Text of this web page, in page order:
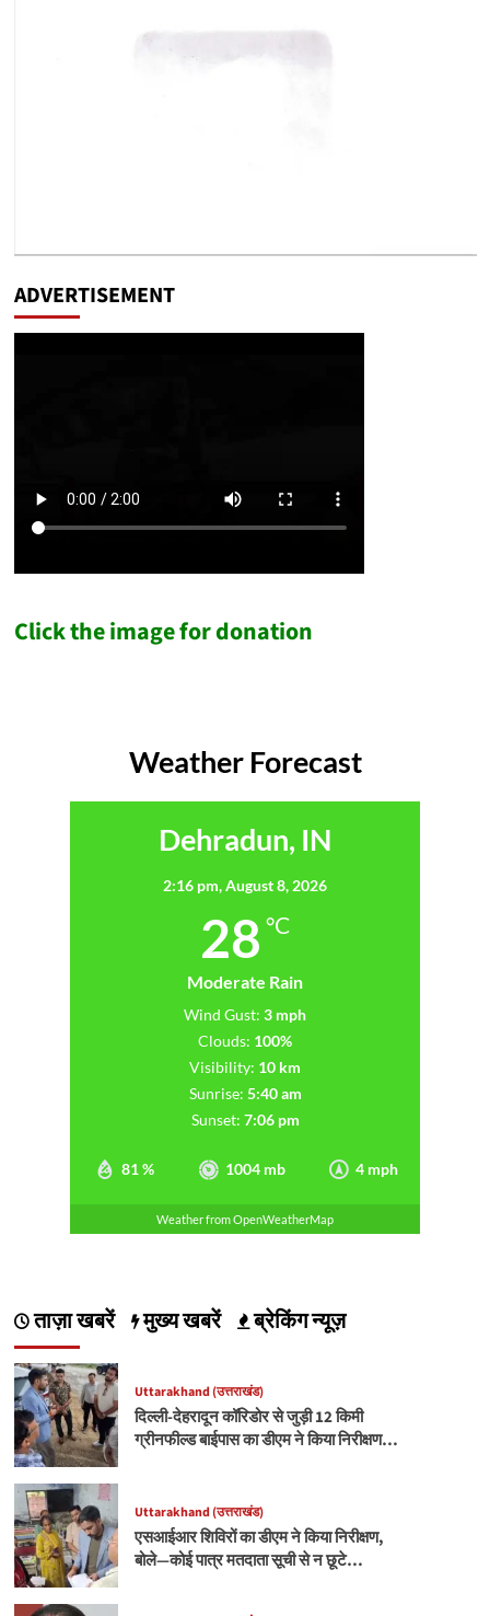
ADVERTISEMENT
Click the image for donation
Weather Forecast
Dehradun, IN
2:16 pm,August 8, 2026
28 °C
Moderate Rain
81 % 1004 mb 4 mph
Wind Gust: 3 mph
Clouds: 100%
Visibility: 10 km
Sunrise: 5:40 am
Sunset: 7:06 pm
Weather from OpenWeatherMap
ताज़ा खबरें मुख्य खबरें ब्रेकिंग न्यूज़
Uttarakhand (उत्तराखंड)
दिल्ली-देहरादून कॉरिडोर से जुड़ी 12 किमी
ग्रीनफील्ड बाईपास का डीएम ने किया निरीक्षण…
Uttarakhand (उत्तराखंड)
एसआईआर शिविरों का डीएम ने किया निरीक्षण,
बोले—कोई पात्र मतदाता सूची से न छूटे…